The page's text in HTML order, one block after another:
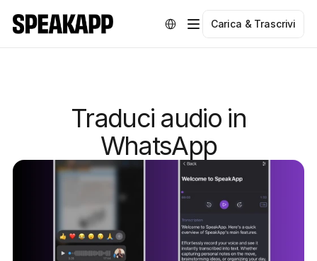
Select LanguageCarica & Trascrivi
Traduci audio in
WhatsApp